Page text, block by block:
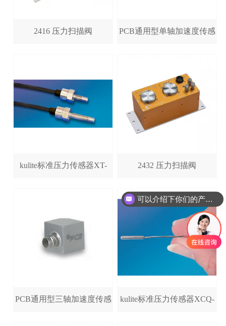
2416 压力扫描阀 PCB通用型单轴加速度传感
352B70/352A60/352C04/
/
357B03/355B02/355B03/
kulite标准压力传感器XT-
2432 压力扫描阀
PCB通用型三轴加速度传感 kulite标准压力传感器XCQ-
可以介绍下你们的产品么